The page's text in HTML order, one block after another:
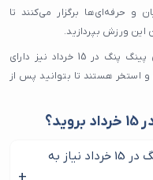
و حرفه‌ای‌ها برگزار می‌کنند تا
ورزش بپردازید.
علاوه بر امکانات ورزشی، برخی از باشگاه‌های پینگ پنگ در 15 خرداد نیز دارای
و استخر هستند تا بتوانید پس از
و تمرین مداوم، می‌توانید
آیا برای رفتن به باشگاه های پینگ پنگ در 15 خرداد نیاز به